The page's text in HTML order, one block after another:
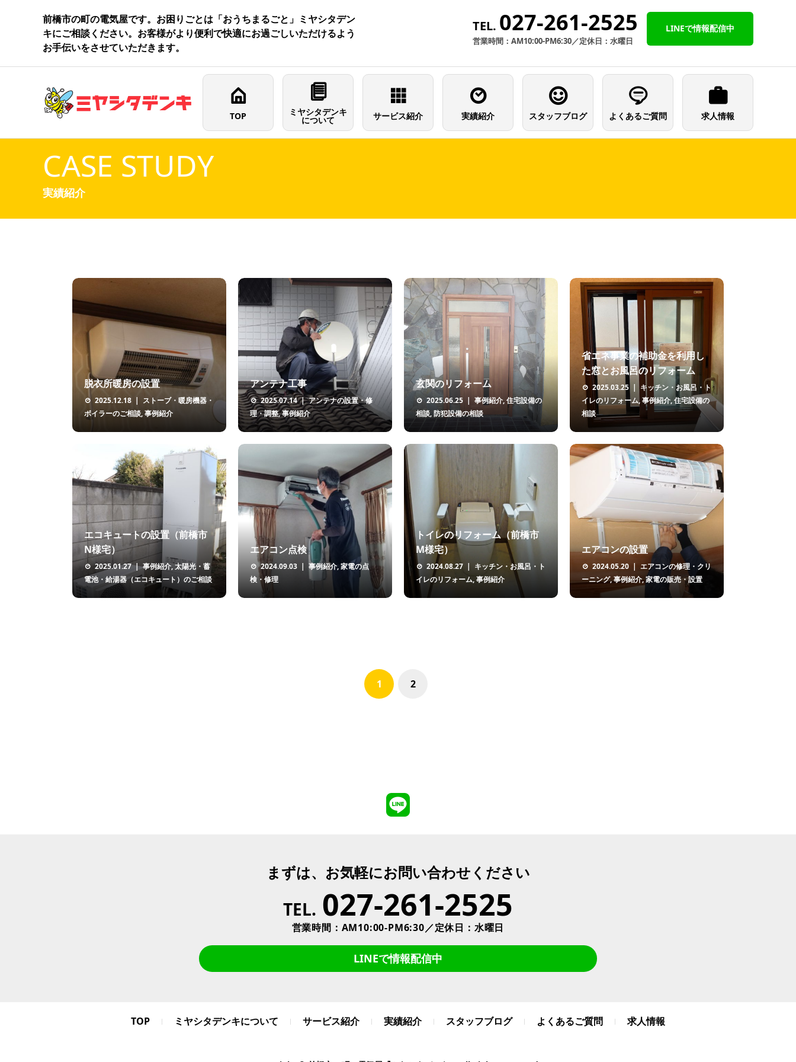
前橋市の町の電気屋です。お困りごとは「おうちまるごと」ミヤシタデン
キにご相談ください。お客様がより便利で快適にお過ごしいただけるよう
お手伝いをさせていただきます。
TEL. 027-261-2525
営業時間：AM10:00-PM6:30／定休日：水曜日
LINEで情報配信中
TOP ミヤシタデンキ
について サービス紹介 実績紹介 スタッフブログ よくあるご質問 求人情報
CASE STUDY
実績紹介
脱衣所暖房の設置
2025.12.18
ストーブ・暖房機器・
ボイラーのご相談,事例紹介
アンテナ工事
2025.07.14
アンテナの設置・修
理・調整,事例紹介
玄関のリフォーム
2025.06.25 事例紹介,住宅設備の
相談,防犯設備の相談
省エネ事業の補助金を利用し
た窓とお風呂のリフォーム
2025.03.25
キッチン・お風呂・ト
イレのリフォーム,事例紹介,住宅設備の
相談
エコキュートの設置（前橋市
N様宅）
2025.01.27 事例紹介,太陽光・蓄
電池・給湯器（エコキュート）のご相談
エアコン点検
2024.09.03 事例紹介,家電の点
検・修理
トイレのリフォーム（前橋市
M様宅）
2024.08.27
キッチン・お風呂・ト
イレのリフォーム,事例紹介
エアコンの設置
2024.05.20
エアコンの修理・クリ
ーニング,事例紹介,家電の販売・設置
1 2
まずは、お気軽にお問い合わせください
TEL. 027-261-2525
営業時間：AM10:00-PM6:30／定休日：水曜日
LINEで情報配信中
TOP ミヤシタデンキについて サービス紹介 実績紹介 スタッフブログ よくあるご質問 求人情報